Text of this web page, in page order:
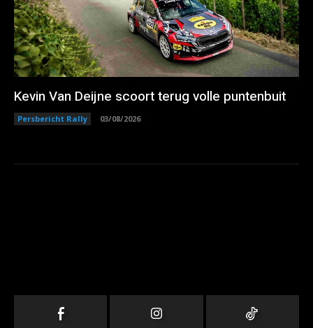
Kevin Van Deijne scoort terug volle puntenbuit
Persbericht Rally 03/08/2026